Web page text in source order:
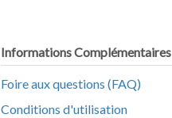
Informations Complémentaires
Foire aux questions (FAQ)
Conditions d'utilisation